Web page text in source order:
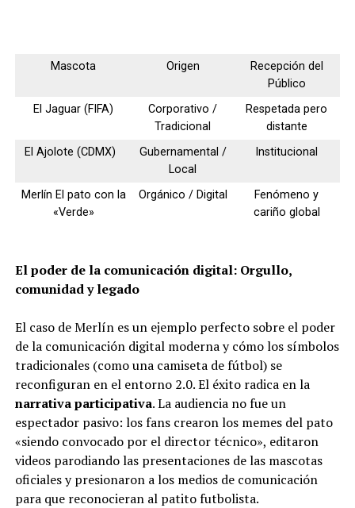
Mascota Origen
Recepción del
Público
El Jaguar (FIFA)
Corporativo /
Tradicional
Respetada pero
distante
El Ajolote (CDMX)
Gubernamental /
Local
Institucional
Merlín El pato con la
«Verde»
Orgánico / Digital
Fenómeno y
cariño global
El poder de la comunicación digital: Orgullo,
comunidad y legado
El caso de Merlín es un ejemplo perfecto sobre el poder
de la comunicación digital moderna y cómo los símbolos
tradicionales (como una camiseta de fútbol) se
reconfiguran en el entorno 2.0. El éxito radica en la
narrativa participativa. La audiencia no fue un
espectador pasivo: los fans crearon los memes del pato
«siendo convocado por el director técnico», editaron
videos parodiando las presentaciones de las mascotas
oficiales y presionaron a los medios de comunicación
para que reconocieran al patito futbolista.